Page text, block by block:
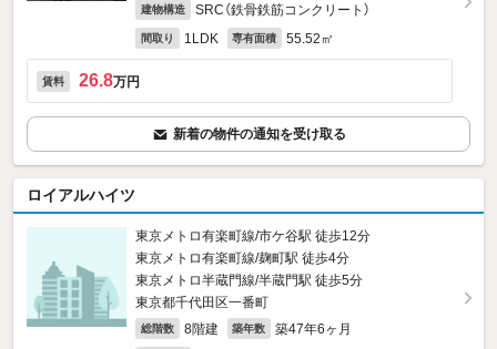
建物構造 SRC（鉄骨鉄筋コンクリート）
間取り 1LDK 専有面積 55.52㎡
賃料 26.8万円
新着の物件の通知を受け取る
ロイアルハイツ
東京メトロ有楽町線/市ケ谷駅 徒歩12分
東京メトロ有楽町線/麹町駅 徒歩4分
東京メトロ半蔵門線/半蔵門駅 徒歩5分
東京都千代田区一番町
総階数 8階建 築年数 築47年6ヶ月